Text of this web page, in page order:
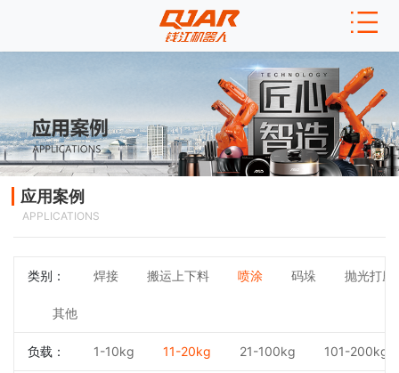
应用案例
APPLICATIONS
类别： 焊接 搬运上下料 喷涂 码垛 抛光打磨
其他
负载： 1-10kg 11-20kg 21-100kg 101-200kg